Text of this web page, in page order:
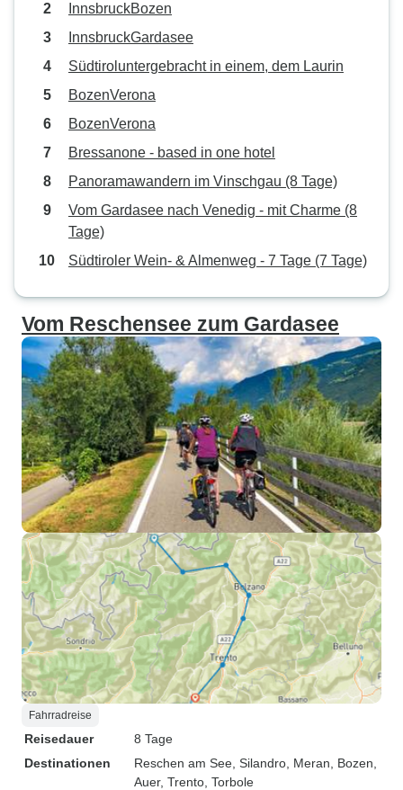
InnsbruckBozen
InnsbruckGardasee
Südtiroluntergebracht in einem, dem Laurin
BozenVerona
BozenVerona
Bressanone - based in one hotel
Panoramawandern im Vinschgau (8 Tage)
Vom Gardasee nach Venedig - mit Charme (8
Tage)
Südtiroler Wein- & Almenweg - 7 Tage (7 Tage)
Vom Reschensee zum Gardasee
Fahrradreise
Reisedauer
8 Tage
Destinationen
Reschen am See , Silandro , Meran , Bozen
Auer, Trento , Torbole